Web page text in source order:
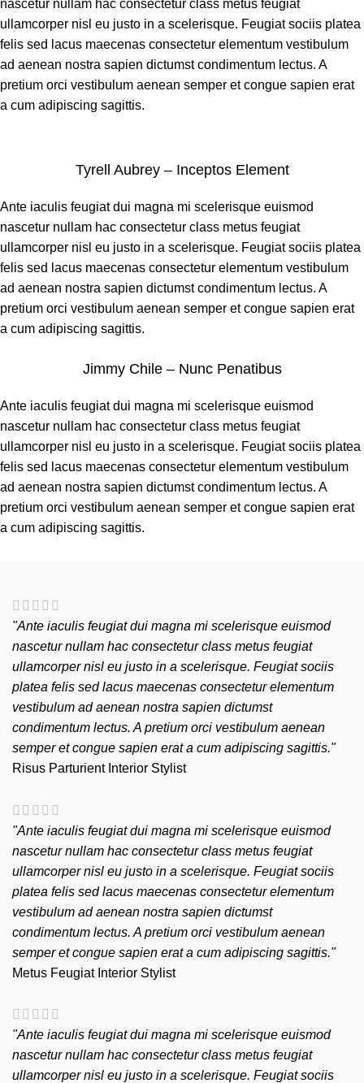
nascetur nullam hac consectetur class metus feugiat
ullamcorper nisl eu justo in a scelerisque. Feugiat sociis platea
felis sed lacus maecenas consectetur elementum vestibulum
ad aenean nostra sapien dictumst condimentum lectus. A
pretium orci vestibulum aenean semper et congue sapien erat
a cum adipiscing sagittis.
Tyrell Aubrey – Inceptos Element
Ante iaculis feugiat dui magna mi scelerisque euismod
nascetur nullam hac consectetur class metus feugiat
ullamcorper nisl eu justo in a scelerisque. Feugiat sociis platea
felis sed lacus maecenas consectetur elementum vestibulum
ad aenean nostra sapien dictumst condimentum lectus. A
pretium orci vestibulum aenean semper et congue sapien erat
a cum adipiscing sagittis.
Jimmy Chile – Nunc Penatibus
Ante iaculis feugiat dui magna mi scelerisque euismod
nascetur nullam hac consectetur class metus feugiat
ullamcorper nisl eu justo in a scelerisque. Feugiat sociis platea
felis sed lacus maecenas consectetur elementum vestibulum
ad aenean nostra sapien dictumst condimentum lectus. A
pretium orci vestibulum aenean semper et congue sapien erat
a cum adipiscing sagittis.
"Ante iaculis feugiat dui magna mi scelerisque euismod
nascetur nullam hac consectetur class metus feugiat
ullamcorper nisl eu justo in a scelerisque. Feugiat sociis
platea felis sed lacus maecenas consectetur elementum
vestibulum ad aenean nostra sapien dictumst
condimentum lectus. A pretium orci vestibulum aenean
semper et congue sapien erat a cum adipiscing sagittis."
Risus Parturient Interior Stylist
"Ante iaculis feugiat dui magna mi scelerisque euismod
nascetur nullam hac consectetur class metus feugiat
ullamcorper nisl eu justo in a scelerisque. Feugiat sociis
platea felis sed lacus maecenas consectetur elementum
vestibulum ad aenean nostra sapien dictumst
condimentum lectus. A pretium orci vestibulum aenean
semper et congue sapien erat a cum adipiscing sagittis."
Metus Feugiat Interior Stylist
"Ante iaculis feugiat dui magna mi scelerisque euismod
nascetur nullam hac consectetur class metus feugiat
ullamcorper nisl eu justo in a scelerisque. Feugiat sociis